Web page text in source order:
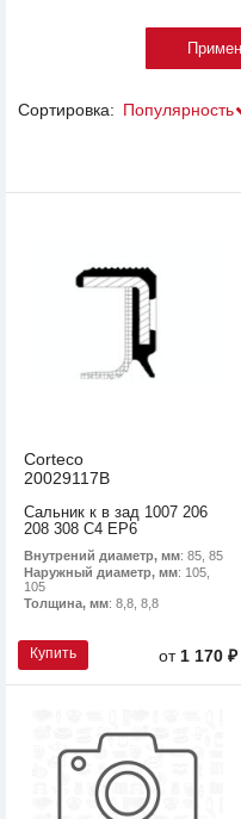
Сортировка: Популярность
Corteco
20029117B
Сальник к в зад 1007 206
208 308 С4 EP6
Внутрений диаметр, мм: 85, 85
Наружный диаметр, мм: 105,
105
Толщина, мм: 8,8, 8,8
Купить от1 170 ₽